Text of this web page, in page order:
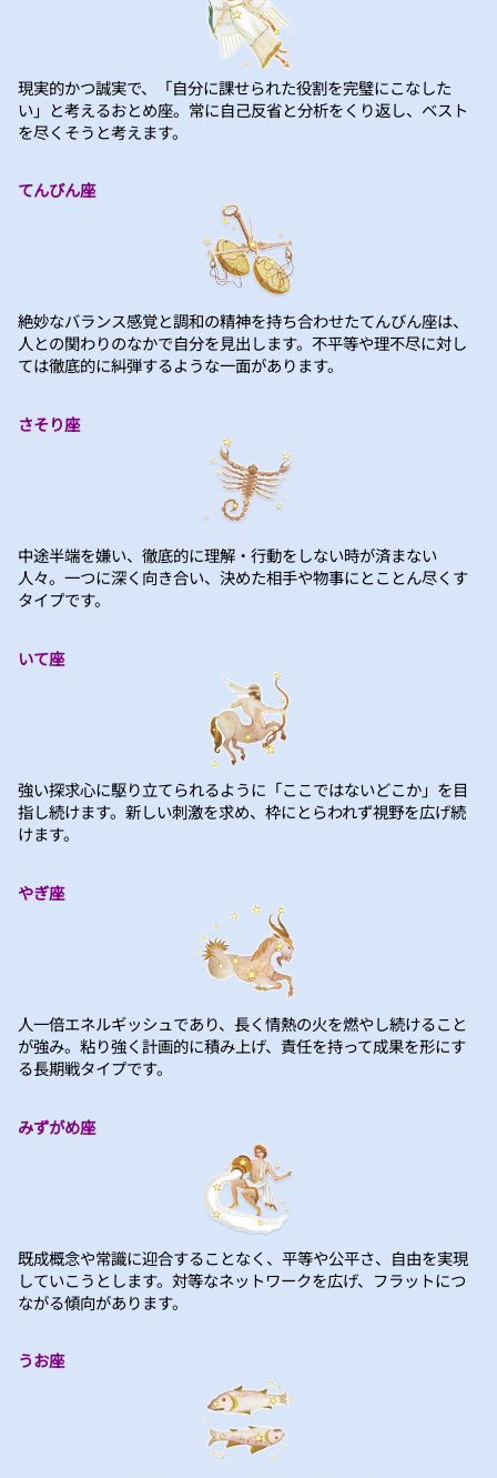
現実的かつ誠実で、「自分に課せられた役割を完璧にこなした
い」と考えるおとめ座。常に自己反省と分析をくり返し、ベスト
を尽くそうと考えます。
てんびん座
絶妙なバランス感覚と調和の精神を持ち合わせたてんびん座は、
人との関わりのなかで自分を見出します。不平等や理不尽に対し
ては徹底的に糾弾するような一面があります。
さそり座
中途半端を嫌い、徹底的に理解・行動をしない時が済まない
人々。一つに深く向き合い、決めた相手や物事にとことん尽くす
タイプです。
いて座
強い探求心に駆り立てられるように「ここではないどこか」を目
指し続けます。新しい刺激を求め、枠にとらわれず視野を広げ続
けます。
やぎ座
人一倍エネルギッシュであり、長く情熱の火を燃やし続けること
が強み。粘り強く計画的に積み上げ、責任を持って成果を形にす
る長期戦タイプです。
みずがめ座
既成概念や常識に迎合することなく、平等や公平さ、自由を実現
していこうとします。対等なネットワークを広げ、フラットにつ
ながる傾向があります。
うお座